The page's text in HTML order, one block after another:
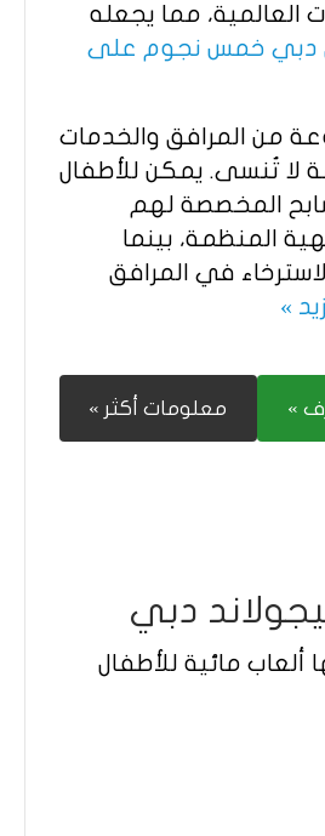
العالمية، مما يجعله
دبي خمس نجوم على
من المرافق والخدمات
لا تُنسى. يمكن للأطفال
المخصصة لهم
المنظمة، بينما
في المرافق
»
» معلومات أكثر »
دبي